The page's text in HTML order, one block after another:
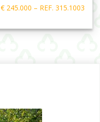
€ 245.000 – REF. 315.1003